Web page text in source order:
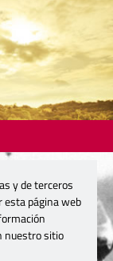
y de terceros
esta página web
nuestro sitio